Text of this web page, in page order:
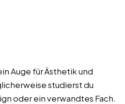
Auge für Ästhetik und
studierst du
oder ein verwandtes Fach.